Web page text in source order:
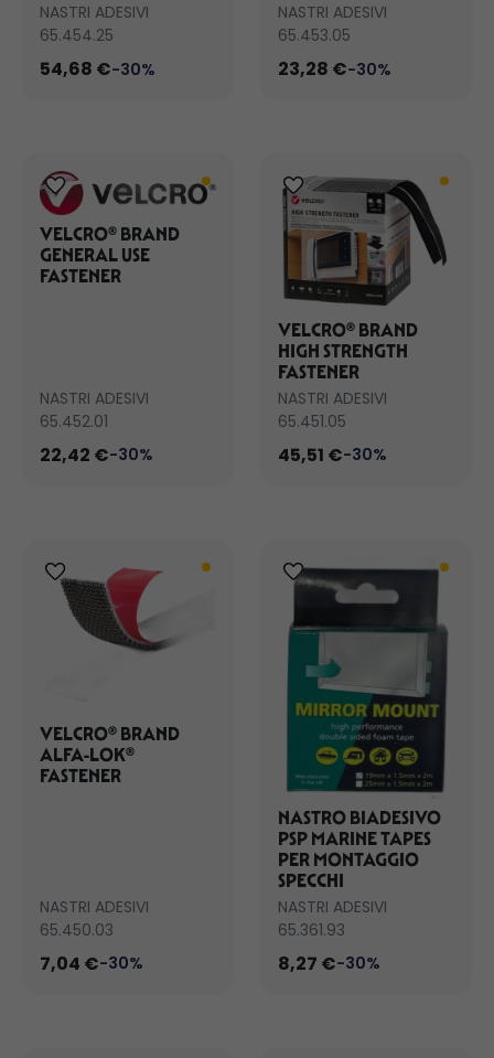
NASTRI ADESIVI
65.454.25
54,68 €-30%
NASTRI ADESIVI
65.453.05
23,28 €-30%
VELCRO® BRAND
GENERAL USE
FASTENER
NASTRI ADESIVI
65.452.01
22,42 €-30%
VELCRO® BRAND
HIGH STRENGTH
FASTENER
NASTRI ADESIVI
65.451.05
45,51 €-30%
VELCRO® BRAND
ALFA-LOK®
FASTENER
NASTRI ADESIVI
65.450.03
7,04 €-30%
NASTRO BIADESIVO
PSP MARINE TAPES
PER MONTAGGIO
SPECCHI
NASTRI ADESIVI
65.361.93
8,27 €-30%